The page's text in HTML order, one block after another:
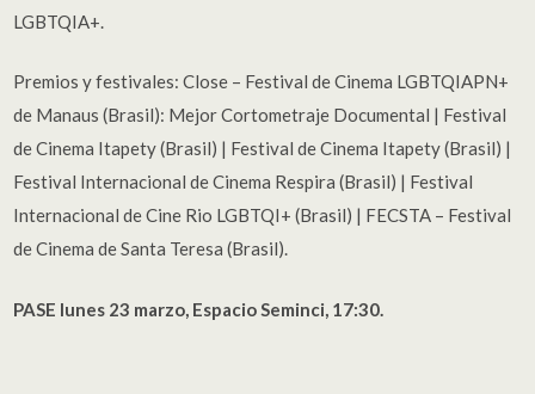
LGBTQIA+.
Premios y festivales: Close – Festival de Cinema LGBTQIAPN+
de Manaus (Brasil): Mejor Cortometraje Documental | Festival
de Cinema Itapety (Brasil) | Festival de Cinema Itapety (Brasil) |
Festival Internacional de Cinema Respira (Brasil) | Festival
Internacional de Cine Rio LGBTQI+ (Brasil) | FECSTA – Festival
de Cinema de Santa Teresa (Brasil).
PASE lunes 23 marzo, Espacio Seminci, 17:30.